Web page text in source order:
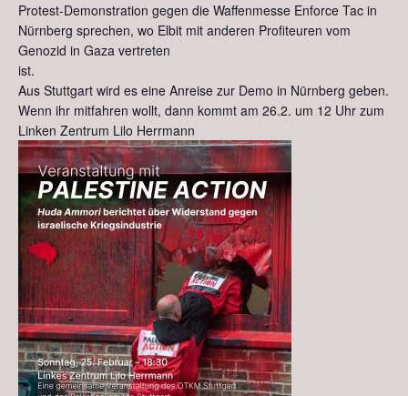
Protest-Demonstration gegen die Waffenmesse Enforce Tac in
Nürnberg sprechen, wo Elbit mit anderen Profiteuren vom
Genozid in Gaza vertreten
ist.
Aus Stuttgart wird es eine Anreise zur Demo in Nürnberg geben.
Wenn ihr mitfahren wollt, dann kommt am 26.2. um 12 Uhr zum
Linken Zentrum Lilo Herrmann